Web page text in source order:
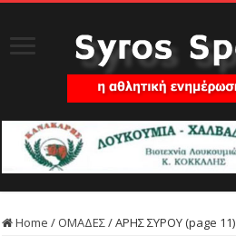
Home / ΟΜΑΔΕΣ/ΑΡΗΣ ΣΥΡΟΥ (page 11)